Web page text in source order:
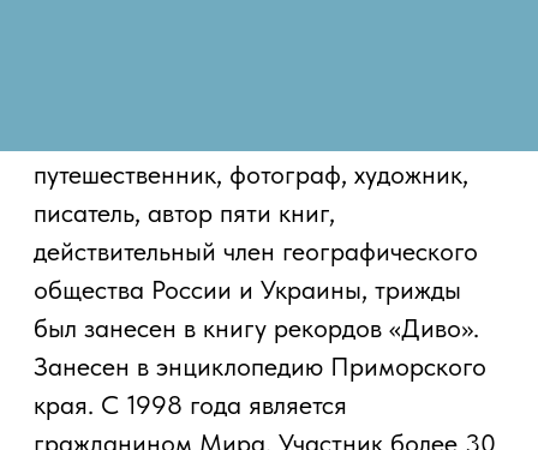
Россию в разных направлениях.
Единственный, кто повторил маршрут
Глеба Травина вдоль Северного
ледовитого океана. Дважды достигал
Полюса холода зимой. Прошел пустыни
Австралии и Гоби. Впервые с командой
проехал от Северного до Тихого океана.
Основные экспедиции :